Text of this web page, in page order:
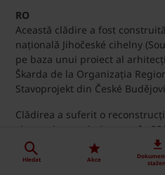
RO
Această clădire a fost
națională Jihočeské cihelny
pe baza unui proiect al
Škarda de la Organizația
Stavoprojekt din České
Clădirea a suferit o
sistemul ceramic Argeton în
arhitectului Ing. Martin Kačírek
Praga). Reconstrucția a fost
Hledat Akce